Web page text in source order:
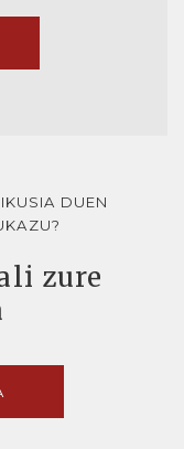
DUEN
zure